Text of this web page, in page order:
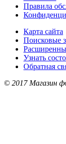
Правила
Карта сайта
Поисковые
Узнать
Обратная
© 2017 Магазин